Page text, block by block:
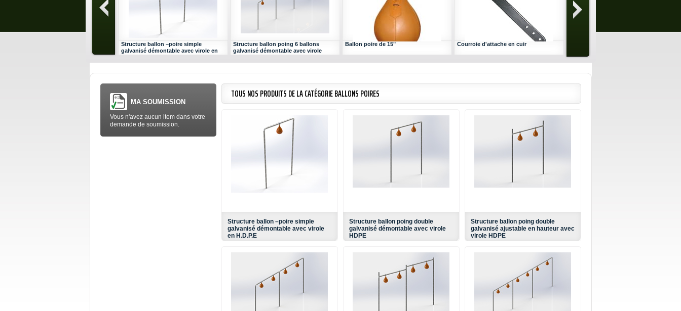
Structure ballon –poire simple
galvanisé démontable avec virole en
Structure ballon poing 6 ballons
galvanisé démontable avec virole
Ballon poire de 15" Courroie d'attache en cuir
HDPE
TOUS NOS PRODUITS DE LA CATÉGORIE BALLONS POIRES
Structure ballon –poire simple
galvanisé démontable avec virole
en H.D.P.E
Structure ballon poing double
galvanisé démontable avec virole
HDPE
Structure ballon poing double
galvanisé ajustable en hauteur avec
virole HDPE
MA SOUMISSION
Vous n'avez aucun item dans votre
demande de soumission.